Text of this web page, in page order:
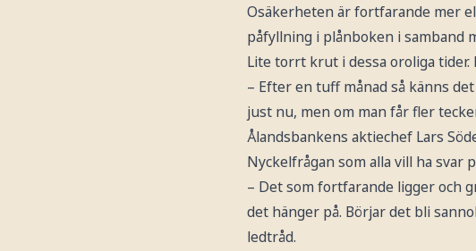
Osäkerheten är fortfarande mer
påfyllning i plånboken i samband
Lite torrt krut i dessa oroliga tider.
– Efter en tuff månad så känns
just nu, men om man får fler
Ålandsbankens aktiechef Lars
Nyckelfrågan som alla vill ha svar
– Det som fortfarande ligger och
det hänger på. Börjar det bli
ledtråd.